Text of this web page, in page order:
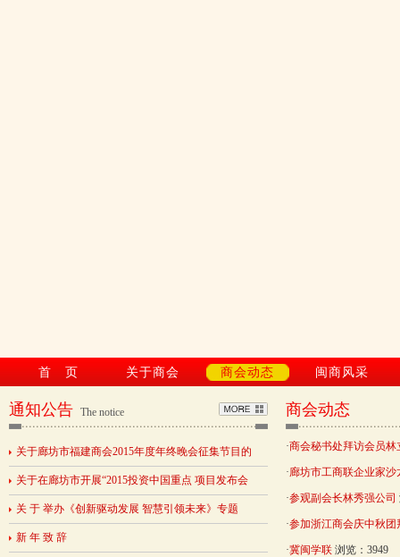
首 页 关于商会 商会动态 闽商风采
通知公告 The notice
关于廊坊市福建商会2015年度年终晚会征集节目的
关于在廊坊市开展“2015投资中国重点 项目发布会
关 于 举办《创新驱动发展 智慧引领未来》专题
新 年 致 辞
商会动态
·商会秘书处拜访会员林
·廊坊市工商联企业家
·参观副会长林秀强公司
·参加浙江商会庆中秋团
·冀闽学联 浏览：3949